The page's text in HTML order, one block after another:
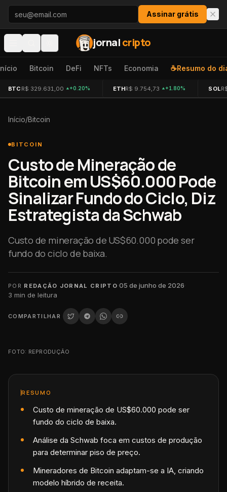
Pular para o conteúdo
Assinar grátis
jornalcripto
Bitcoin DeFi NFTs Economia ☕Resumo do
BTC R$ 329.631,00 +0.20% ETHR$ 9.754,73 +1.80% SOL
Início/Bitcoin
BITCOIN
Custo de Mineração de
Bitcoin em US$60.000 Pode
Sinalizar Fundo do Ciclo, Diz
Estrategista da Schwab
Custo de mineração de US$60.000 pode ser
fundo do ciclo de baixa.
POR REDAÇÃO JORNAL CRIPTO·05 de junho de 2026·
3 min de leitura
COMPARTILHAR
FOTO: REPRODUÇÃO
RESUMO
Custo de mineração de US$60.000 pode ser
fundo do ciclo de baixa.
Análise da Schwab foca em custos de produção
para determinar piso de preço.
Mineradores de Bitcoin adaptam-se a IA, criando
modelo híbrido de receita.